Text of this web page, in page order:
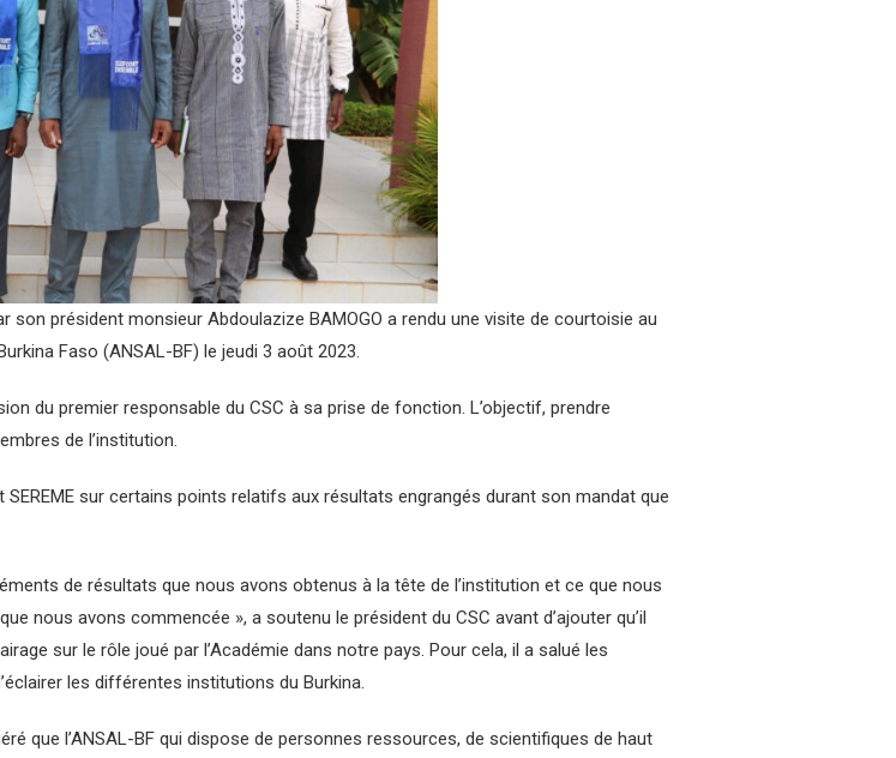
son président monsieur Abdoulazize BAMOGO a rendu une visite de courtoisie au
Faso (ANSAL-BF) le jeudi 3 août 2023.
du premier responsable du CSC à sa prise de fonction. L’objectif, prendre
de l’institution.
sur certains points relatifs aux résultats engrangés durant son mandat que
de résultats que nous avons obtenus à la tête de l’institution et ce que nous
nous avons commencée », a soutenu le président du CSC avant d’ajouter qu’il
sur le rôle joué par l’Académie dans notre pays. Pour cela, il a salué les
les différentes institutions du Burkina.
que l’ANSAL-BF qui dispose de personnes ressources, de scientifiques de haut